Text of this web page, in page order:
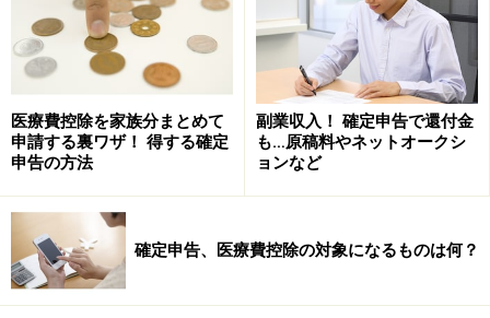
メリットとデメリット
NISAとは、おおまかには少額投資非課税口座で上場株式
や株式投資信託等を購入すると、本来20％が課税される
配当金や売買益等が非課税となる制度で、概要は以下の
ようになっています。
非課税対象……非課税口座内の少額上場株式等の配
当、譲渡益
非課税投資額……毎年、新規投資額及び継続適用する
医療費控除を家族分まとめて
申請する裏ワザ！ 得する確定
申告の方法
副業収入！ 確定申告で還付金
も…原稿料やネットオークシ
ョンなど
確定申告、医療費控除の対象になるものは何？